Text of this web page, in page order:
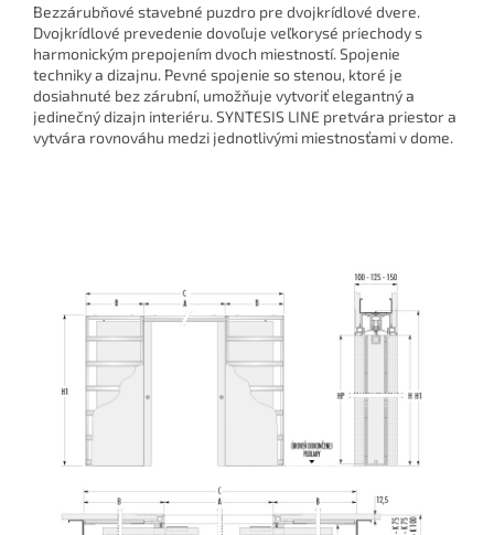
Bezzárubňové stavebné puzdro pre dvojkrídlové dvere.
Dvojkrídlové prevedenie dovoľuje veľkorysé priechody s
harmonickým prepojením dvoch miestností. Spojenie
techniky a dizajnu. Pevné spojenie so stenou, ktoré je
dosiahnuté bez zárubní, umožňuje vytvoriť elegantný a
jedinečný dizajn interiéru. SYNTESIS LINE pretvára priestor a
vytvára rovnováhu medzi jednotlivými miestnosťami v dome.